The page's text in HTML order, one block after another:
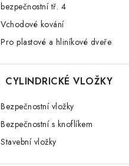
bezpečnostní tř. 4
Vchodové kování
Pro plastové a hliníkové dveře
CYLINDRICKÉ VLOŽKY
Bezpečnostní vložky
Bezpečnostní s knoflíkem
Stavební vložky